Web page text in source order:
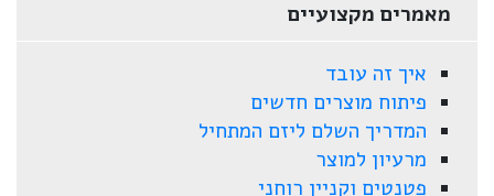
מאמרים מקצועיים
איך זה עובד
פיתוח מוצרים חדשים
המדריך השלם ליזם המתחיל
מרעיון למוצר
פטנטים וקניין רוחני